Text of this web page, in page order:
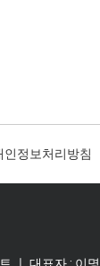
인정보처리방침